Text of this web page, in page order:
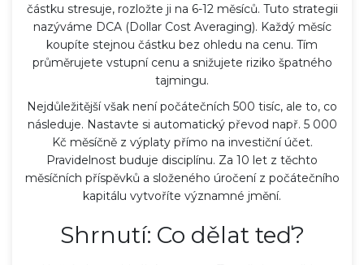
částku stresuje, rozložte ji na 6-12 měsíců. Tuto strategii
nazýváme DCA (Dollar Cost Averaging). Každý měsíc
koupíte stejnou částku bez ohledu na cenu. Tím
průměrujete vstupní cenu a snižujete riziko špatného
tajmingu.
Nejdůležitější však není počátečních 500 tisíc, ale to, co
následuje. Nastavte si automatický převod např. 5 000
Kč měsíčně z výplaty přímo na investiční účet.
Pravidelnost buduje disciplínu. Za 10 let z těchto
měsíčních příspěvků a složeného úročení z počátečního
kapitálu vytvoříte významné jmění.
Shrnutí: Co dělat teď?